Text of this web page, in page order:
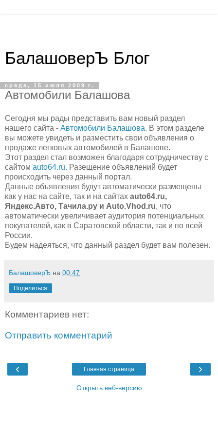
БалашоверЪ Блог
среда, 15 июля 2009 г.
Автомобили Балашова
Сегодня мы рады представить вам новый раздел
нашего сайта - Автомобили Балашова. В этом разделе
вы можете увидеть и разместить свои объявления о
продаже легковых автомобилей в Балашове.
Этот раздел стал возможен благодаря сотрудничеству с
сайтом auto64.ru. Разещение объявлений будет
происходить через данный портал.
Данные объявления будут автоматически размещены
как у нас на сайте, так и на сайтах auto64.ru,
Яндекс.Авто, Тачила.ру и Auto.Vhod.ru, что
автоматически увеличивает аудитория потенциальных
покупателей, как в Саратовской области, так и по всей
России.
Будем надеяться, что данный раздел будет вам полезен.
БалашоверЪ на 00:47
Поделиться
Комментариев нет:
Отправить комментарий
‹ ›
Главная страница
Открыть веб-версию